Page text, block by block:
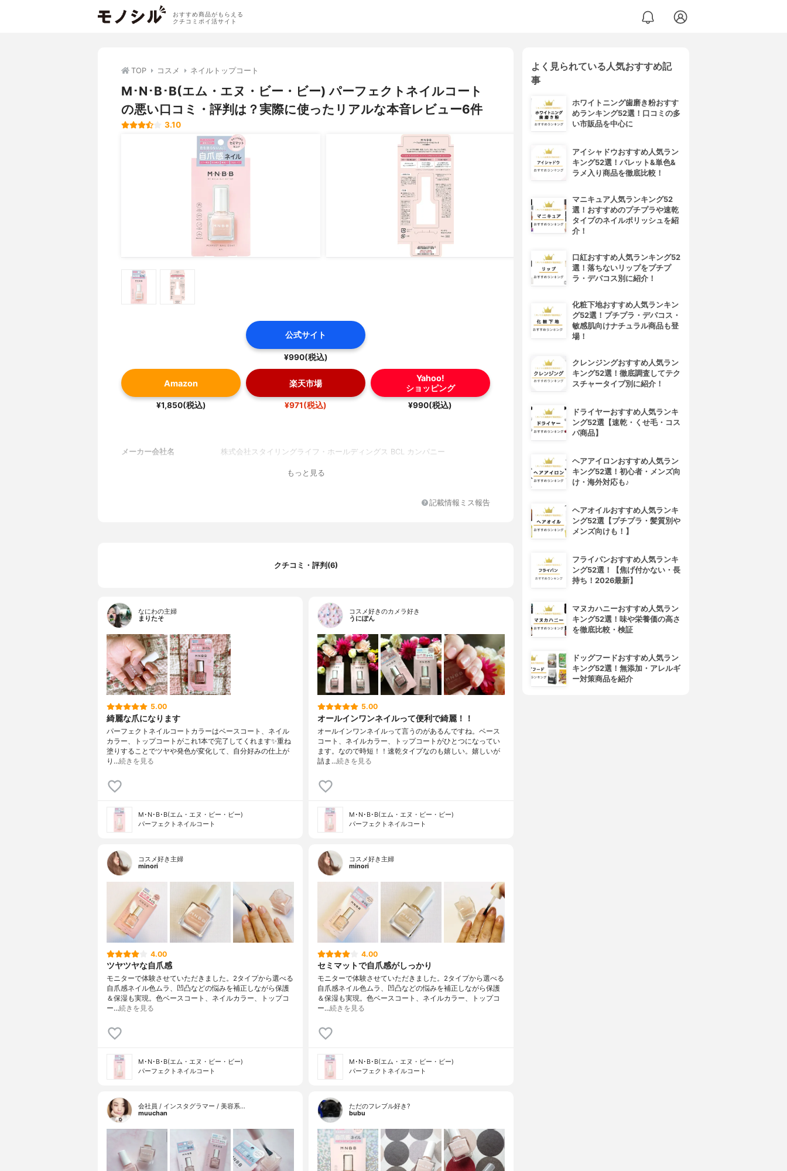
おすすめ商品がもらえる
クチコミポイ活サイト
TOP コスメ ネイルトップコート
M･N･B･B(エム・エヌ・ビー・ビー) パーフェクトネイルコート
の悪い口コミ・評判は？実際に使ったリアルな本音レビュー6件
3.10
公式サイト
¥990(税込)
Amazon
¥1,850(税込)
楽天市場
¥971(税込)
Yahoo!
ショッピング
¥990(税込)
メーカー会社名 株式会社スタイリングライフ・ホールディングス BCL カンパニー
もっと見る
記載情報ミス報告
クチコミ・評判(6)
なにわの主婦
まりたそ
5.00
綺麗な爪になります
パーフェクトネイルコートカラーはベースコート、ネイル
カラー、トップコートがこれ1本で完了してくれます✨重ね
塗りすることでツヤや発色が変化して、自分好みの仕上が
り…続きを見る
M･N･B･B(エム・エヌ・ビー・ビー)
パーフェクトネイルコート
コスメ好きのカメラ好き
うにぽん
5.00
オールインワンネイルって便利で綺麗！！
オールインワンネイルって言うのがあるんですね。ベース
コート、ネイルカラー、トップコートがひとつになってい
ます。なので時短！！速乾タイプなのも嬉しい。嬉しいが
詰ま…続きを見る
M･N･B･B(エム・エヌ・ビー・ビー)
パーフェクトネイルコート
コスメ好き主婦
minori
4.00
ツヤツヤな自爪感
モニターで体験させていただきました。2タイプから選べる
自爪感ネイル色ムラ、凹凸などの悩みを補正しながら保護
＆保湿も実現。色ベースコート、ネイルカラー、トップコ
ー…続きを見る
M･N･B･B(エム・エヌ・ビー・ビー)
パーフェクトネイルコート
コスメ好き主婦
minori
4.00
セミマットで自爪感がしっかり
モニターで体験させていただきました。2タイプから選べる
自爪感ネイル色ムラ、凹凸などの悩みを補正しながら保護
＆保湿も実現。色ベースコート、ネイルカラー、トップコ
ー…続きを見る
M･N･B･B(エム・エヌ・ビー・ビー)
パーフェクトネイルコート
会社員 / インスタグラマー / 美容系…
muuchan
ただのフレブル好き?
bubu
よく見られている人気おすすめ記
事
ホワイトニング歯磨き粉おすす
めランキング52選！口コミの多
い市販品を中心に
アイシャドウおすすめ人気ラン
キング52選！パレット&単色&
ラメ入り商品を徹底比較！
マニキュア人気ランキング52
選！おすすめのプチプラや速乾
タイプのネイルポリッシュを紹
介！
口紅おすすめ人気ランキング52
選！落ちないリップをプチプ
ラ・デパコス別に紹介！
化粧下地おすすめ人気ランキン
グ52選！プチプラ・デパコス・
敏感肌向けナチュラル商品も登
場！
クレンジングおすすめ人気ラン
キング52選！徹底調査してテク
スチャータイプ別に紹介！
ドライヤーおすすめ人気ランキ
ング52選【速乾・くせ毛・コス
パ商品】
ヘアアイロンおすすめ人気ラン
キング52選！初心者・メンズ向
け・海外対応も♪
ヘアオイルおすすめ人気ランキ
ング52選【プチプラ・髪質別や
メンズ向けも！】
フライパンおすすめ人気ランキ
ング52選！【焦げ付かない・長
持ち！2026最新】
マヌカハニーおすすめ人気ラン
キング52選！味や栄養価の高さ
を徹底比較・検証
ドッグフードおすすめ人気ラン
キング52選！無添加・アレルギ
ー対策商品を紹介